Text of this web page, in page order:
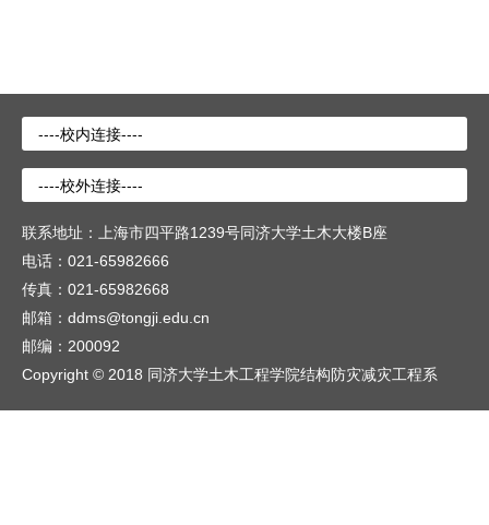
联系地址：上海市四平路1239号同济大学土木大楼B座
电话：021-65982666
传真：021-65982668
邮箱：ddms@tongji.edu.cn
邮编：200092
Copyright © 2018 同济大学土木工程学院结构防灾减灾工程系